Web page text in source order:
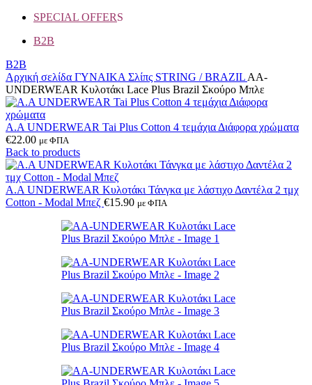
SPECIAL OFFERS
B2B
B2B
Αρχική σελίδα ΓΥΝΑΙΚΑ Σλίπς STRING / BRAZIL AA-
UNDERWEAR Κυλοτάκι Lace Plus Brazil Σκούρο Μπλε
A.A UNDERWEAR Tai Plus Cotton 4 τεμάχια Διάφορα χρώματα
€22.00 με ΦΠΑ
Back to products
Α.A UNDERWEAR Κυλοτάκι Τάνγκα με λάστιχο Δαντέλα 2 τμχ
Cotton - Modal Μπεζ €15.90 με ΦΠΑ